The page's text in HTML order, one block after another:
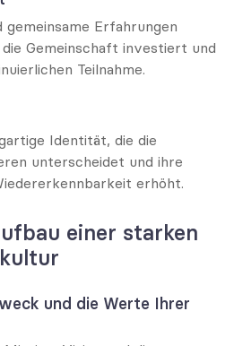
gemeinsame Erfahrungen
Gemeinschaft investiert und
Teilnahme.
Identität, die die
unterscheidet und ihre
erhöht.
einer starken
und die Werte Ihrer